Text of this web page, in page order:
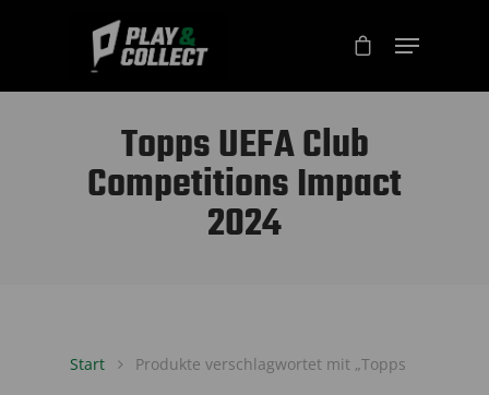
Topps UEFA Club
Competitions Impact
2024
Start Produkte verschlagwortet mit „Topps